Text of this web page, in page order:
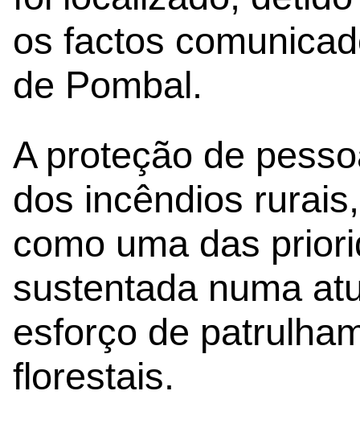
os factos
de Pombal.
A proteção de
dos incêndios
como uma das
sustentada numa
esforço de
florestais.